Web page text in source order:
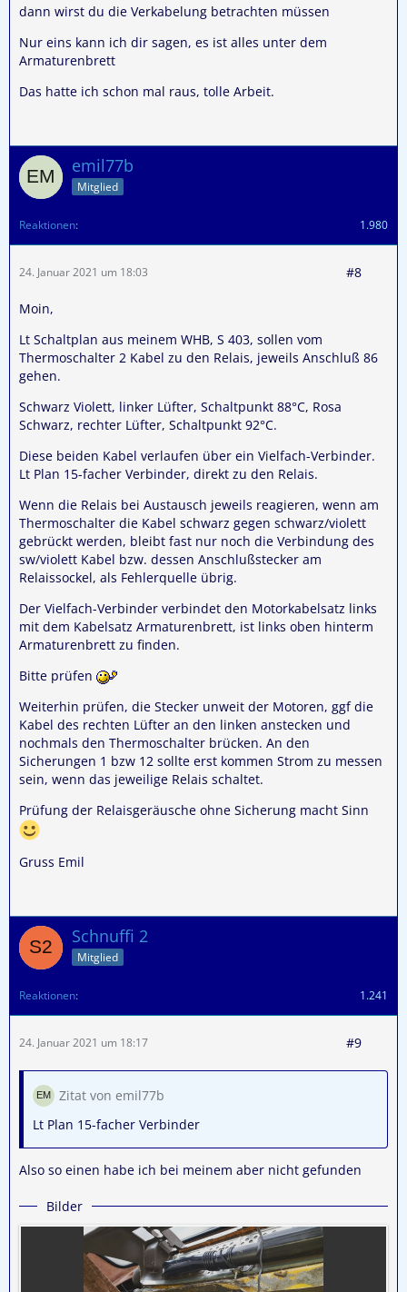
dann wirst du die Verkabelung betrachten müssen
Nur eins kann ich dir sagen, es ist alles unter dem
Armaturenbrett
Das hatte ich schon mal raus, tolle Arbeit.
emil77b
Mitglied
Reaktionen 1.980
24. Januar 2021 um 18:03 #8
Moin,
Lt Schaltplan aus meinem WHB, S 403, sollen vom
Thermoschalter 2 Kabel zu den Relais, jeweils Anschluß 86
gehen.
Schwarz Violett, linker Lüfter, Schaltpunkt 88°C, Rosa
Schwarz, rechter Lüfter, Schaltpunkt 92°C.
Diese beiden Kabel verlaufen über ein Vielfach-Verbinder.
Lt Plan 15-facher Verbinder, direkt zu den Relais.
Wenn die Relais bei Austausch jeweils reagieren, wenn am
Thermoschalter die Kabel schwarz gegen schwarz/violett
gebrückt werden, bleibt fast nur noch die Verbindung des
sw/violett Kabel bzw. dessen Anschlußstecker am
Relaissockel, als Fehlerquelle übrig.
Der Vielfach-Verbinder verbindet den Motorkabelsatz links
mit dem Kabelsatz Armaturenbrett, ist links oben hinterm
Armaturenbrett zu finden.
Bitte prüfen
Weiterhin prüfen, die Stecker unweit der Motoren, ggf die
Kabel des rechten Lüfter an den linken anstecken und
nochmals den Thermoschalter brücken. An den
Sicherungen 1 bzw 12 sollte erst kommen Strom zu messen
sein, wenn das jeweilige Relais schaltet.
Prüfung der Relaisgeräusche ohne Sicherung macht Sinn
Gruss Emil
Schnuffi 2
Mitglied
Reaktionen 1.241
24. Januar 2021 um 18:17 #9
Zitat von emil77b
Lt Plan 15-facher Verbinder
Also so einen habe ich bei meinem aber nicht gefunden
Bilder